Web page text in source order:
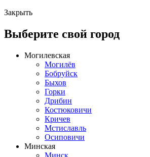
Закрыть
Выберите свой город
Могилевская
Могилёв
Бобруйск
Быхов
Горки
Дрибин
Костюковичи
Кричев
Мстиславль
Осиповичи
Минская
Минск